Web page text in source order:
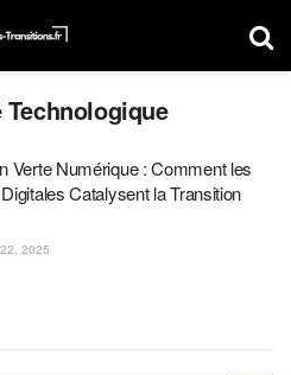
Verte Numérique : Comment les
Catalysent la Transition
2025